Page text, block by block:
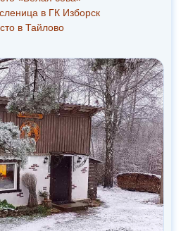
в ГК Изборск
в Тайлово